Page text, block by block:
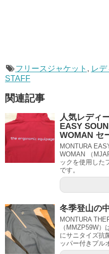
フリースジャケット , レデ
STAFF
関連記事
人気レディ
EASY
WOMAN セ
MONTURA
WOMAN （
ックを使用した
です。
冬季登山の
MONTURA
（MMZP59W
にサニタイズ抗
ッパー付きプル